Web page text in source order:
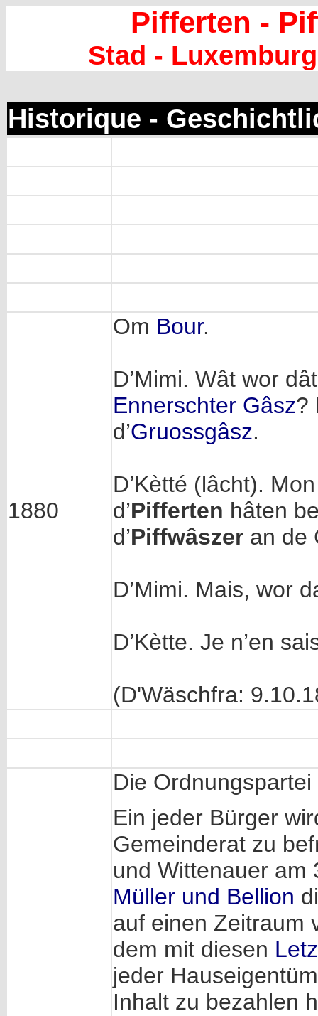
Pifferten -
Stad -
Historique -
1880
Om Bour.
D’Mimi. Wât wor
Ennerschter Gâsz?
d’Gruossgâsz.
D’Kètté (lâcht).
d’Pifferten hâten
d’Piffwâszer an de
D’Mimi. Mais, wor
D’Kètte. Je n’en
(D'Wäschfra:
Die
Ein jeder Bürger
Gemeinderat zu
und Wittenauer
Müller und Bellion
auf einen Zeitraum
dem mit diesen
jeder
Inhalt zu bezahlen